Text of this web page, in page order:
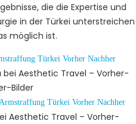
die die Expertise und
in der Türkei unterstreichen
möglich ist.
Aesthetic Travel – Vorher-
Bilder
Aesthetic Travel – Vorher-